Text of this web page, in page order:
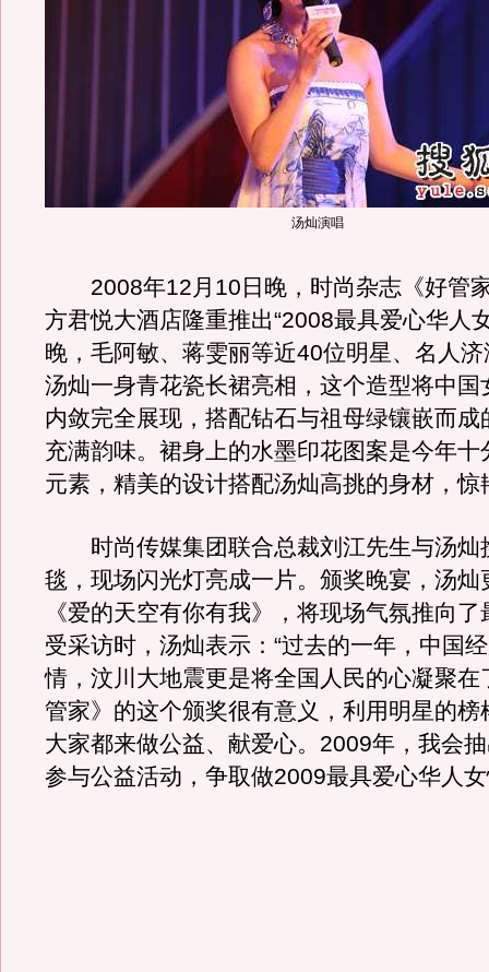
汤灿演唱
2008年12月10日晚，时尚杂志《好管
方君悦大酒店隆重推出“2008最具爱心华人
晚，毛阿敏、蒋雯丽等近40位明星、名人
汤灿一身青花瓷长裙亮相，这个造型将中国
内敛完全展现，搭配钻石与祖母绿镶嵌而成
充满韵味。裙身上的水墨印花图案是今年十
元素，精美的设计搭配汤灿高挑的身材，惊
时尚传媒集团联合总裁刘江先生与汤灿
毯，现场闪光灯亮成一片。颁奖晚宴，汤灿
《爱的天空有你有我》，将现场气氛推向
受采访时，汤灿表示：“过去的一年，中国
情，汶川大地震更是将全国人民的心凝聚在
管家》的这个颁奖很有意义，利用明星的榜
大家都来做公益、献爱心。2009年，我会
参与公益活动，争取做2009最具爱心华人女